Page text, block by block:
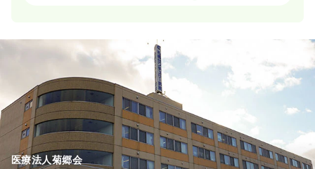
20.4万円〜 賞与4.7ヶ月
（休憩58分）
土日祝休み
年間休日120日 月給20万円以上可
気になる 詳細を見る
医療法人菊郷会